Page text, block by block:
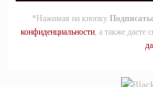
*Нажимая на кнопку
конфиденциальности, а также даете